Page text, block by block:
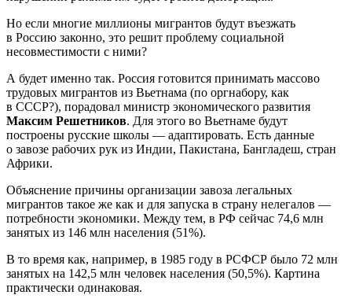
Но если многие миллионы мигрантов будут въезжать
в Россию законно, это решит проблему социальной
несовместимости с ними?
А будет именно так. Россия готовится принимать массово
трудовых мигрантов из Вьетнама (по оргнабору, как
в СССР?), порадовал министр экономического развития
Максим Решетников. Для этого во Вьетнаме будут
построены русские школы — адаптировать. Есть данные
о завозе рабочих рук из Индии, Пакистана, Бангладеш, стран
Африки.
Объяснение причины организации завоза легальных
мигрантов такое же как и для запуска в страну нелегалов —
потребности экономики. Между тем, в РФ сейчас 74,6 млн
занятых из 146 млн населения (51%).
В то время как, например, в 1985 году в РСФСР было 72 млн
занятых на 142,5 млн человек населения (50,5%). Картина
практически одинаковая.